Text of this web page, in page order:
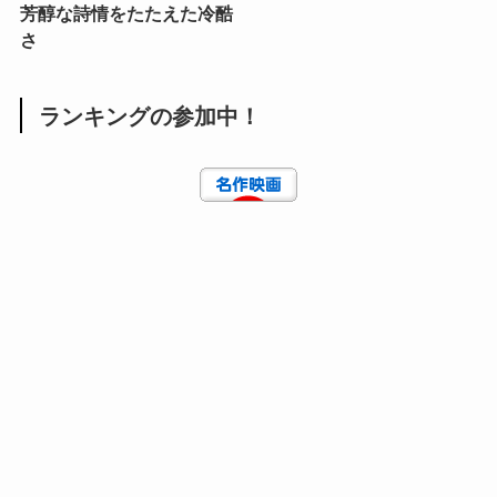
芳醇な詩情をたたえた冷酷
さ
ランキングの参加中！